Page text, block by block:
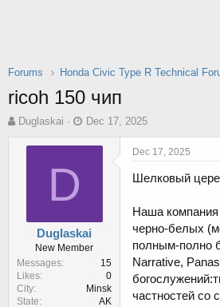
Forums Honda Civic Type R Technical
ricoh 150 чип
T
t
e
r
Duglaskai
S
a
t
e
Dec 17, 2025
D
Duglaskai
New Member
Messages
15
Likes
0
City
Minsk
State
AK
Dec 17, 2025
Шелковый
Наша компания
черно-белых
полным-полно
Narrative,
частностей со